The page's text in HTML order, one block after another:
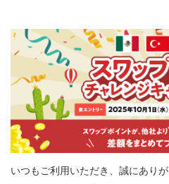
いつもご利用いただき、誠にありが